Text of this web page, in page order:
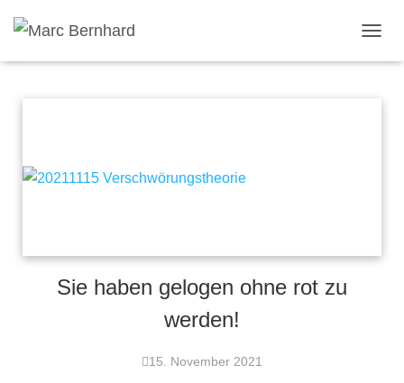
Sie haben gelogen ohne rot zu
werden!
15. November 2021